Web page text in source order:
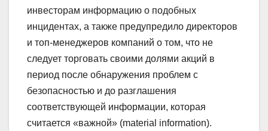
инвесторам информацию о подобных
инцидентах, а также предупредило директоров
и топ-менеджеров компаний о том, что не
следует торговать своими долями акций в
период после обнаружения проблем с
безопасностью и до разглашения
соответствующей информации, которая
считается «важной» (material information).